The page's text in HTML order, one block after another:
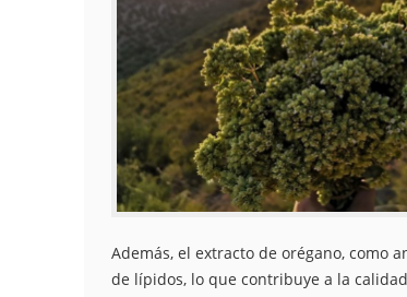
Además, el extracto de orégano, como
de lípidos, lo que contribuye a la